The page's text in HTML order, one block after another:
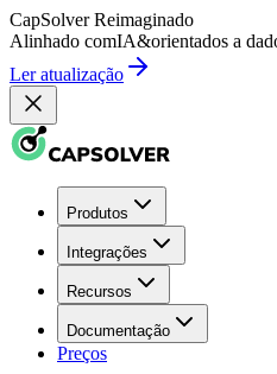
CapSolver Reimaginado
Alinhado comIA&orientados a
Ler atualização
Produtos
Integrações
Recursos
Documentação
Preços